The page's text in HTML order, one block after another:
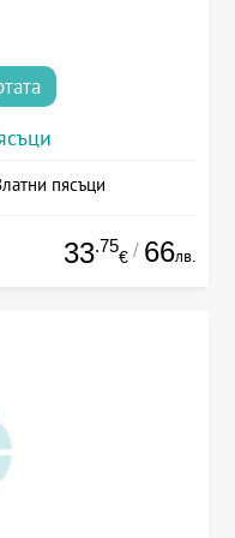
пясъци
33.75
€ / 66лв.